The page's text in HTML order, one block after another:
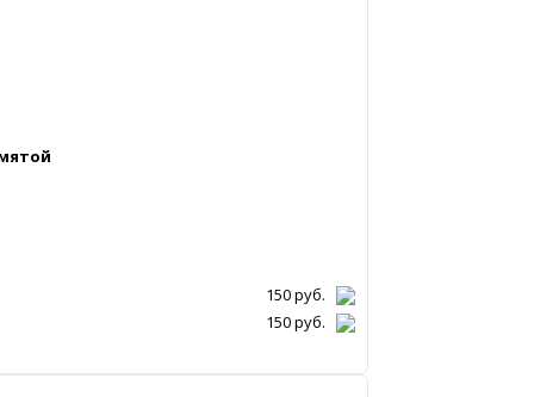
150руб.
150руб.